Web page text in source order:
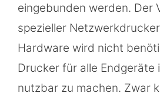
eingebunden werden. Der
spezieller
Hardware wird nicht
Drucker für alle Endgeräte
nutzbar zu machen. Zwar